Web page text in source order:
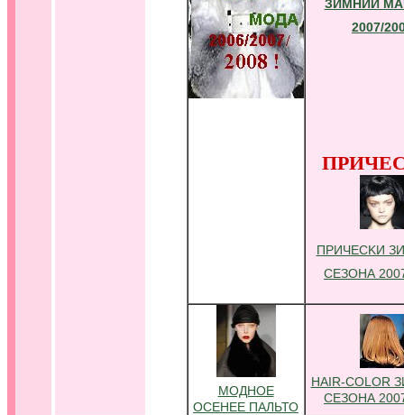
ЗИМНИЙ
2007/
ПPИЧЕCKИ
СЕЗОНА
МОДНОЕ
ОСЕНЕЕ ПАЛЬТО
HAIR-COLOR
СЕЗОНА